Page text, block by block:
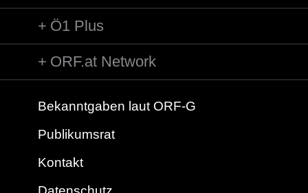
Ö1 Plus
ORF.at Network
Bekanntgaben laut ORF-G
Publikumsrat
Kontakt